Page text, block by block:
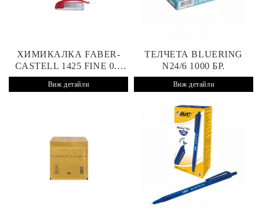
ХИМИКАЛКА FABER-
CASTELL 1425 FINE 0.7
MM ЧЕРВЕНА
Виж детайли
ТЕЛЧЕТА BLUERING
N24/6 1000 БР.
Виж детайли